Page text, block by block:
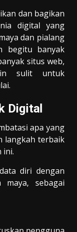
dan bagikan
digital yang
dan pialang
begitu banyak
situs web,
sulit untuk
Digital
apa yang
langkah terbaik
ini.
diri dengan
sebagai